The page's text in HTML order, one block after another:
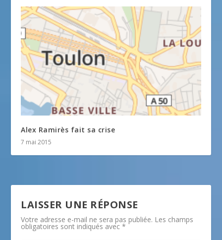
Alex Ramirès fait sa crise
7 mai 2015
LAISSER UNE RÉPONSE
Votre adresse e-mail ne sera pas publiée. Les champs
obligatoires sont indiqués avec*